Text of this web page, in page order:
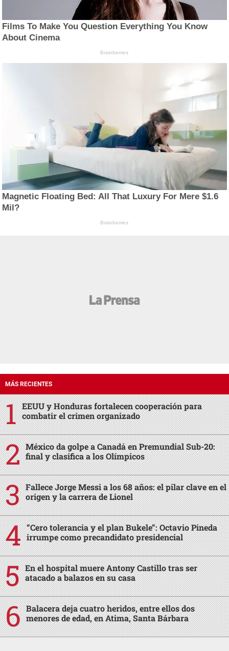
Films To Make You Question Everything You Know
About Cinema
Brainberries
Magnetic Floating Bed: All That Luxury For Mere $1.6
Mil?
Brainberries
MÁS RECIENTES
EEUU y Honduras fortalecen cooperación para
combatir el crimen organizado
México da golpe a Canadá en Premundial Sub-20:
final y clasifica a los Olímpicos
Fallece Jorge Messi a los 68 años: el pilar clave en el
origen y la carrera de Lionel
“Cero tolerancia y el plan Bukele”: Octavio Pineda
irrumpe como precandidato presidencial
En el hospital muere Antony Castillo tras ser
atacado a balazos en su casa
Balacera deja cuatro heridos, entre ellos dos
menores de edad, en Atima, Santa Bárbara